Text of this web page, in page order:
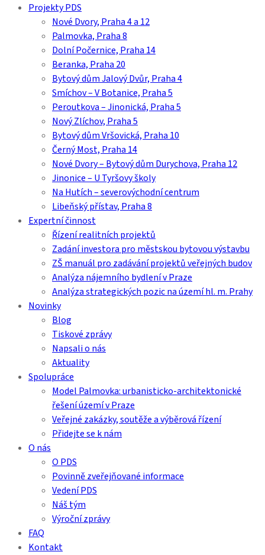
Close Projekty PDS
Nové Dvory, Praha 4 a 12
Palmovka, Praha 8
Dolní Počernice, Praha 14
Beranka, Praha 20
Bytový dům Jalový Dvůr, Praha 4
Smíchov – V Botanice, Praha 5
Peroutkova – Jinonická, Praha 5
Nový Zlíchov, Praha 5
Bytový dům Vršovická, Praha 10
Černý Most, Praha 14
Nové Dvory – Bytový dům Durychova, Praha 12
Jinonice – U Tyršovy školy
Na Hutích – severovýchodní centrum
Libeňský přístav, Praha 8
Expertní činnost
Řízení realitních projektů
Zadání investora pro městskou bytovou výstavbu
ZŠ manuál pro zadávání projektů veřejných budov
Analýza nájemního bydlení v Praze
Analýza strategických pozic na území hl. m. Prahy
Novinky
Blog
Tiskové zprávy
Napsali o nás
Aktuality
Spolupráce
Model Palmovka: urbanisticko-architektonické
řešení území v Praze
Veřejné zakázky, soutěže a výběrová řízení
Přidejte se k nám
O nás
O PDS
Povinně zveřejňované informace
Vedení PDS
Náš tým
Výroční zprávy
FAQ
Kontakt